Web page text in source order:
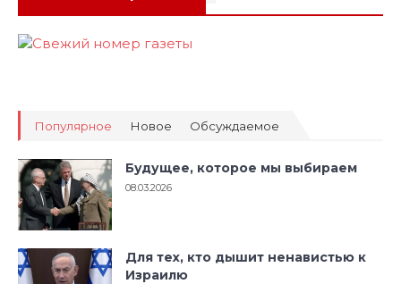
Популярное Новое Обсуждаемое
Будущее, которое мы выбираем
08.03.2026
Для тех, кто дышит ненавистью к
Израилю